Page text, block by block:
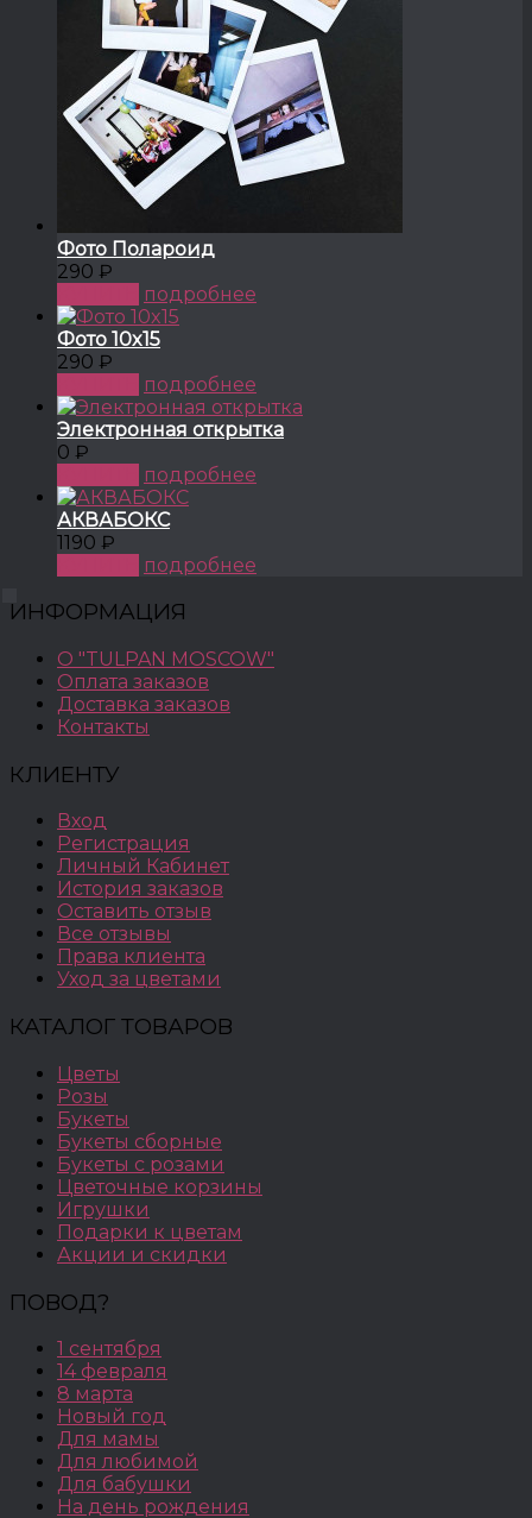
Фото Полароид
290 ₽
подробнее
Фото 10x15
290 ₽
подробнее
Электронная открытка
0 ₽
подробнее
АКВАБОКС
1190 ₽
подробнее
ИНФОРМАЦИЯ
О "TULPAN MOSCOW"
Оплата заказов
Доставка заказов
Контакты
КЛИЕНТУ
Вход
Регистрация
Личный Кабинет
История заказов
Оставить отзыв
Все отзывы
Права клиента
Уход за цветами
КАТАЛОГ ТОВАРОВ
Цветы
Розы
Букеты
Букеты сборные
Букеты с розами
Цветочные корзины
Игрушки
Подарки к цветам
Акции и скидки
ПОВОД?
1 сентября
14 февраля
8 марта
Новый год
Для мамы
Для любимой
Для бабушки
На день рождения